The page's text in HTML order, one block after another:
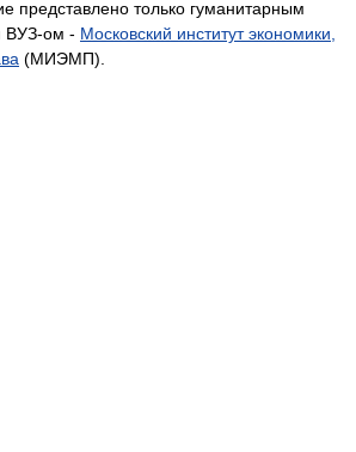
представлено только гуманитарным
ВУЗ-ом - Московский институт экономики,
(МИЭМП).